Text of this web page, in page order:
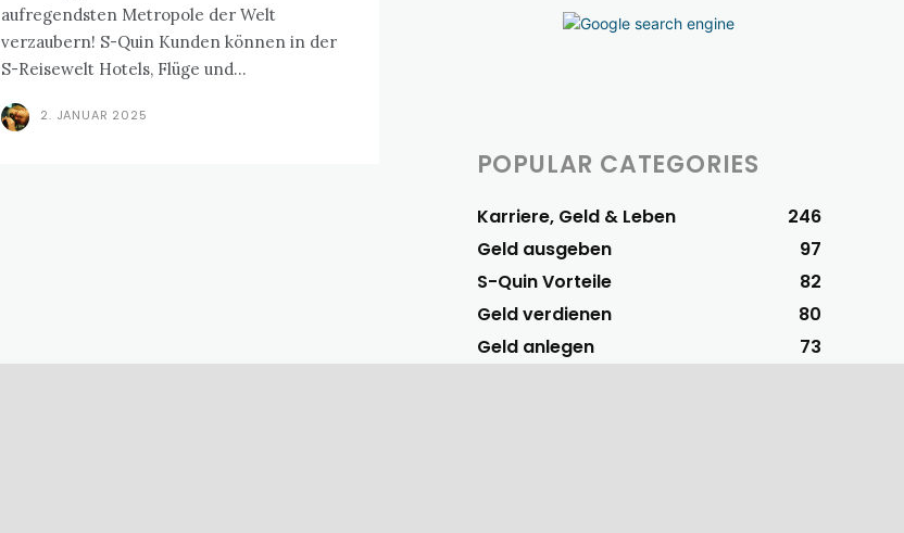
aufregendsten Metropole der Welt
verzaubern! S-Quin Kunden können in der
S-Reisewelt Hotels, Flüge und...
2. JANUAR 2025
POPULAR CATEGORIES
Karriere, Geld & Leben
246
Geld ausgeben
97
S-Quin Vorteile
82
Geld verdienen
80
Geld anlegen
73